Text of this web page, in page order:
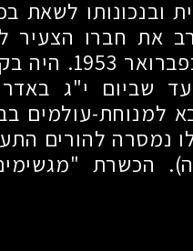
ובנכונותו לשאת
את חברו הצעיר
1953. היה
שביום י"ג
למנוחת-עולמים
נמסרה להורים
הכשרת